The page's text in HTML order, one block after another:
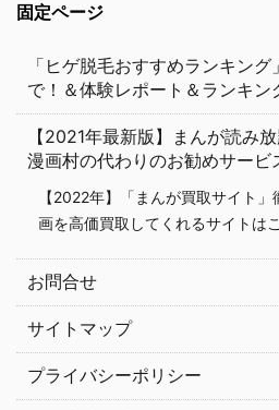
固定ページ
「ヒゲ脱毛おすすめランキン
で！＆体験レポート＆ランキン
【2021年最新版】まんが読み
漫画村の代わりのお勧めサービ
【2022年】「まんが買取サイト
画を高価買取してくれるサイトは
お問合せ
サイトマップ
プライバシーポリシー